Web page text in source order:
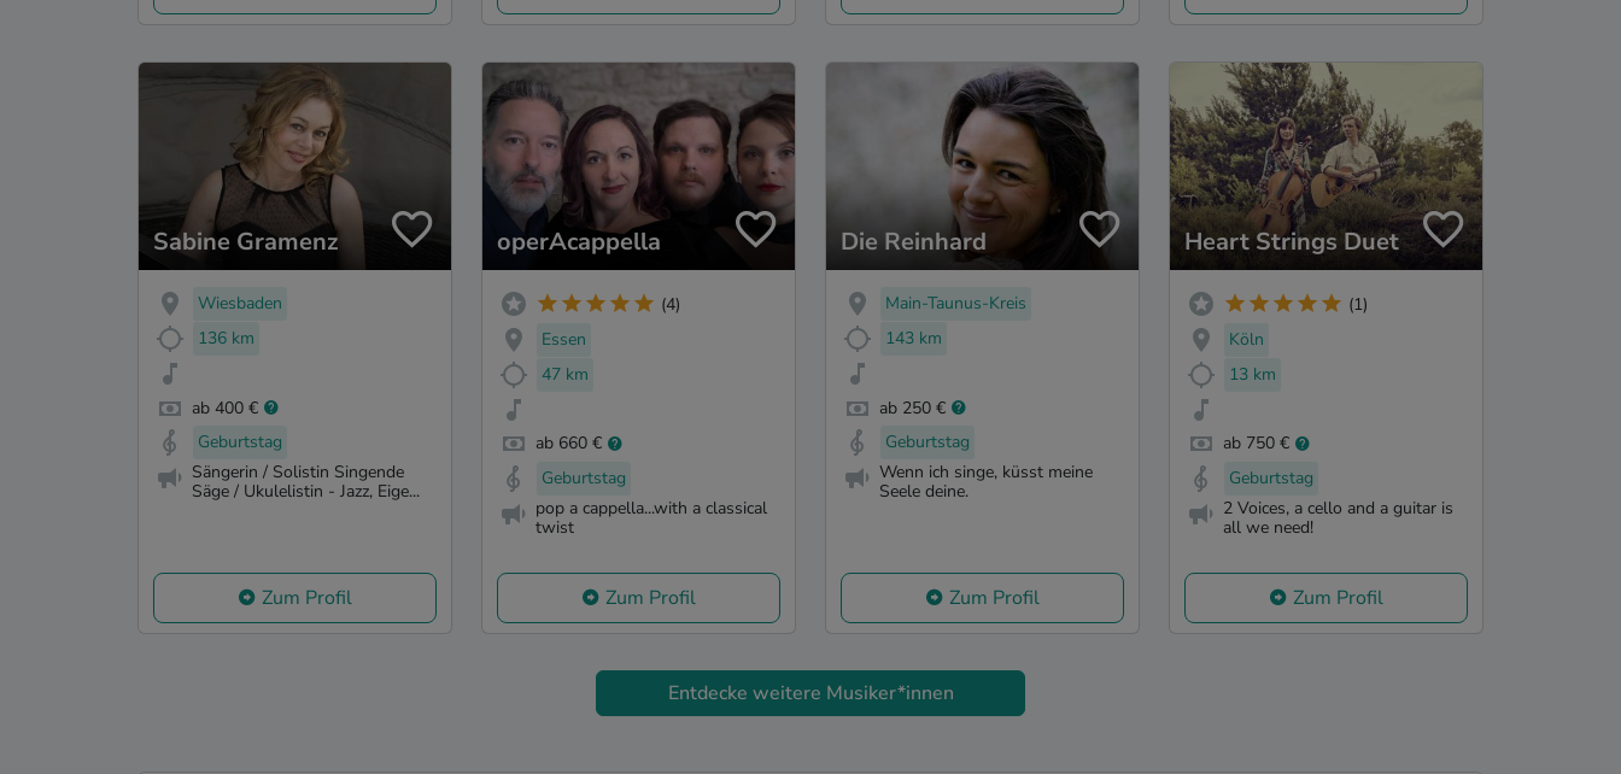
Sabine Gramenz
Wiesbaden
136 km
ab 400 €
Geburtstag
Sängerin / Solistin Singende
Säge / Ukulelistin - Jazz, Eige...
Zum Profil
operAcappella
(4)
Essen
47 km
ab 660 €
Geburtstag
pop a cappella...with a classical
twist
Zum Profil
Die Reinhard
Main-Taunus-Kreis
143 km
ab 250 €
Geburtstag
Wenn ich singe, küsst meine
Seele deine.
Zum Profil
Heart Strings Duet
(1)
Köln
13 km
ab 750 €
Geburtstag
2 Voices, a cello and a guitar is
all we need!
Zum Profil
Entdecke weitere Musiker*innen